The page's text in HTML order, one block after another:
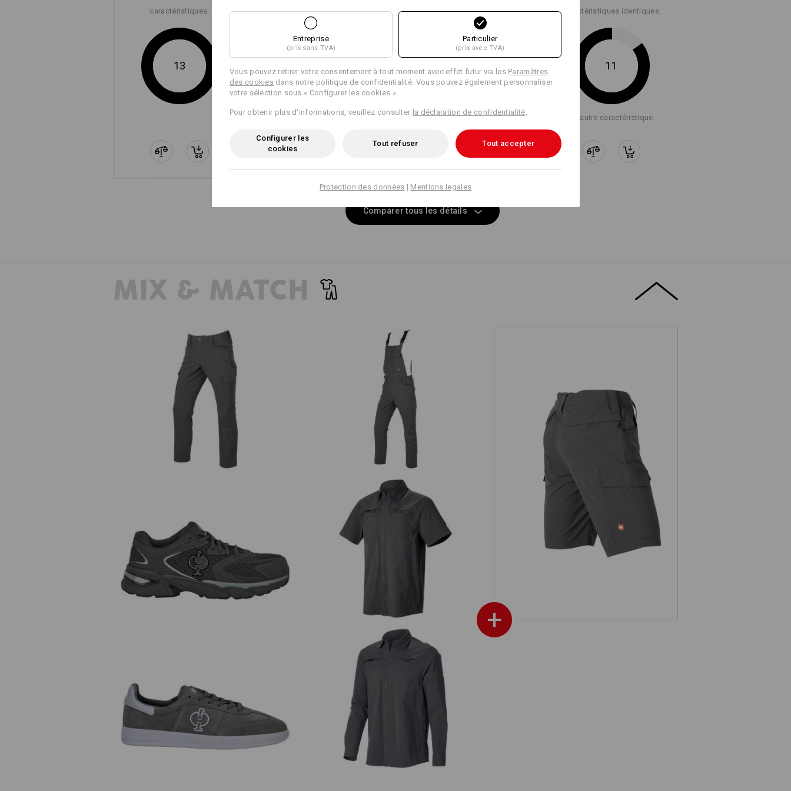
déchirure grâce au tissu similaire à un panneau multi-couches avec
des fils de renfort intégrés. Avec un poids de seulement 156 g/m², le
short e.s.t:aktik light ripstop offre une grande robustesse tout en
étant léger et aéré. Parfait lorsqu'il fait très chaud. Notre stratégie
parfaitement fixé avec un clip. Et la poche Clip Tool discrète est plus
bon maintien à l’intérieur. Un petit détail pensé de façon intelligente.
caractéristiques:
13
Caractéristiques identiques:
+9 autres caractéristiques
Caractéristiques identiques:
11
+8 autres caractéristiques
Caractéristiques identiques:
11
+1 autre caractéristique
Comparer tous les détails
MIX & MATCH
Short e.s.t:aktik light ripstop
+
Pantalon à taille élast. e.s.t:aktik light
ripstop
Salopette e.s.t:aktik light ripstop
S1 Chaussures basses de sécurité
e.s. St.Louis low
Chemise de travail e.s.t:aktik, à
manches courtes
O1 Chaussures de travail e.s.
Brockton low
Chemise de travail e.s.t:aktik, à
manches longues
Entreprise
(prix sans TVA)
Particulier
(prix avec TVA)
Vous pouvez retirer votre consentement à tout moment avec effet futur via les Paramètres
des cookies dans notre politique de confidentialité. Vous pouvez également personnaliser
votre sélection sous « Configurer les cookies ».
Pour obtenir plus d'informations, veuillez consulter la déclaration de confidentialité
Configurer les
cookies
Tout refuser Tout accepter
Protection des données | Mentions legales